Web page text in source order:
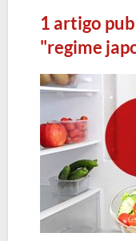
1 artigo
"regime